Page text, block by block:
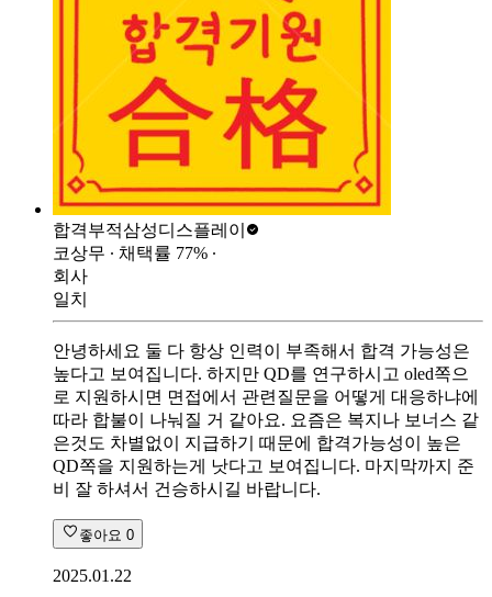
합격부적삼성디스플레이
코상무 ∙ 채택률 77% ∙
회사
일치
안녕하세요 둘 다 항상 인력이 부족해서 합격 가능성은
높다고 보여집니다. 하지만 QD를 연구하시고 oled쪽으
로 지원하시면 면접에서 관련질문을 어떻게 대응하냐에
따라 합불이 나눠질 거 같아요. 요즘은 복지나 보너스 같
은것도 차별없이 지급하기 때문에 합격가능성이 높은
QD쪽을 지원하는게 낫다고 보여집니다. 마지막까지 준
비 잘 하셔서 건승하시길 바랍니다.
좋아요 0
2025.01.22